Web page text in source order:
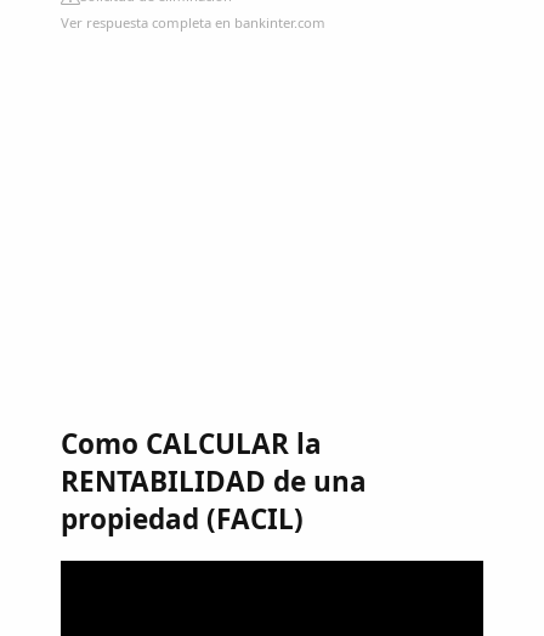
Ver respuesta completa en bankinter.com
Como CALCULAR la
RENTABILIDAD de una
propiedad (FACIL)